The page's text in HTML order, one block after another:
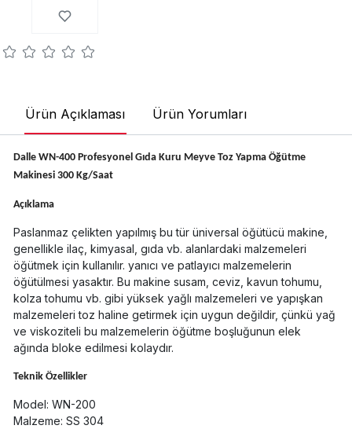
Ürün Açıklaması Ürün Yorumları
Dalle WN-400 Profesyonel Gıda Kuru Meyve Toz Yapma Öğütme
Makinesi 300 Kg/Saat
Açıklama
Paslanmaz çelikten yapılmış bu tür üniversal öğütücü makine,
genellikle ilaç, kimyasal, gıda vb. alanlardaki malzemeleri
öğütmek için kullanılır. yanıcı ve patlayıcı malzemelerin
öğütülmesi yasaktır. Bu makine susam, ceviz, kavun tohumu,
kolza tohumu vb. gibi yüksek yağlı malzemeleri ve yapışkan
malzemeleri toz haline getirmek için uygun değildir, çünkü yağ
ve viskoziteli bu malzemelerin öğütme boşluğunun elek
ağında bloke edilmesi kolaydır.
Teknik Özellikler
Model: WN-200
Malzeme: SS 304